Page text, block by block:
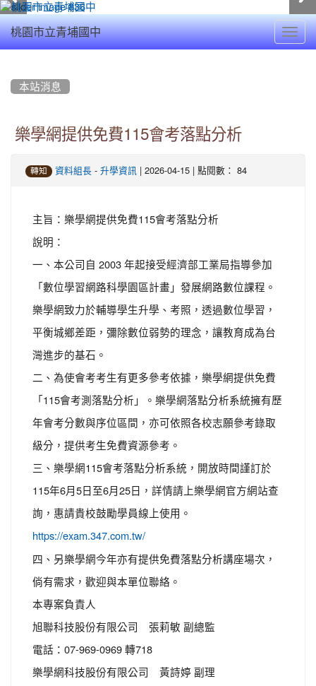
桃園市立青埔國中
本站消息
樂學網提供免費115會考落點分析
轉知 資料組長 - 升學資訊 | 2026-04-15 | 點閱數： 84
主旨：樂學網提供免費115會考落點分析
說明：
一、本公司自 2003 年起接受經濟部工業局指導參加
「數位學習網路科學園區計畫」發展網路數位課程。
樂學網致力於輔導學生升學、考照，透過數位學習，
平衡城鄉差距，彌除數位弱勢的理念，讓教育成為台
灣進步的基石。
二、為使會考考生有更多參考依據，樂學網提供免費
「115會考測落點分析」。樂學網落點分析系統擁有歷
年會考分數與序位區間，亦可依照各校志願參考錄取
級分，提供考生免費資源參考。
三、樂學網115會考落點分析系統，開放時間謹訂於
115年6月5日至6月25日，詳情請上樂學網官方網站查
詢，惠請貴校鼓勵學員線上使用。
https://exam.347.com.tw/
四、另樂學網今年亦有提供免費落點分析講座場次，
倘有需求，歡迎與本單位聯絡。
本專案負責人
旭聯科技股份有限公司 張莉敏 副總監
電話：07-969-0969 轉718
樂學網科技股份有限公司 黃詩婷 副理